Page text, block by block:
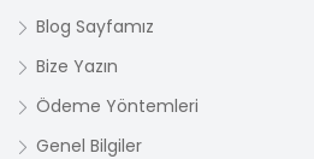
Blog Sayfamız
Bize Yazın
Ödeme Yöntemleri
Genel Bilgiler